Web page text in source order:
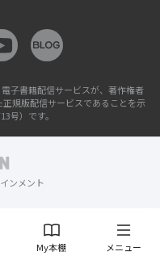
My本棚 メニュー
子書籍配信サービスが、著作権者
規版配信サービスであることを示
号）です。
ンメント